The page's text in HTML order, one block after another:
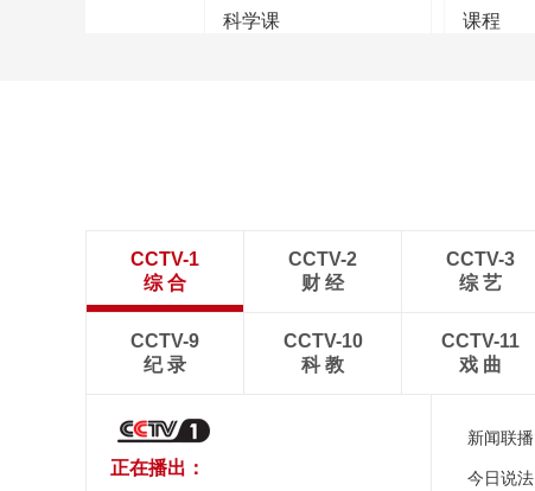
科学课 课程
CCTV-1
综 合
CCTV-2
财 经
CCTV-3
综 艺
CCTV-9
纪 录
CCTV-10
科 教
CCTV-11
戏 曲
正在播出：
新闻联播
今日说法